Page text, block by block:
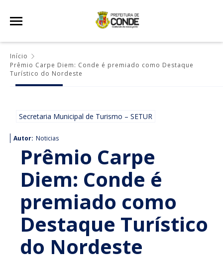
Início
Prêmio Carpe Diem: Conde é premiado como Destaque
Turístico do Nordeste
Secretaria Municipal de Turismo – SETUR
Autor: Noticias
Prêmio Carpe
Diem: Conde é
premiado como
Destaque Turístico
do Nordeste